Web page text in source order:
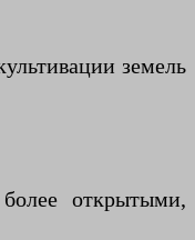
земель
открытыми,